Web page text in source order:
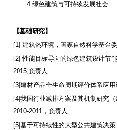
4.绿色建筑与可持续发展社会
【基础研究】
[1] 建筑热环境，国家自然科学基金
[2]性能目标导向的绿色建筑设计节
2015,负责人
[3]建材产品全生命周期评价体系应
[4]我国行业减排方案及其机制研究
2010-2011 ，负责人
[5]基于可持续性的大型公共建筑决